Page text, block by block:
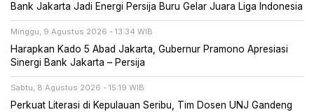
Bank Jakarta Jadi Energi Persija Buru Gelar Juara Liga Indonesia
Minggu, 9 Agustus 2026 - 13:34 WIB
Harapkan Kado 5 Abad Jakarta, Gubernur Pramono Apresiasi
Sinergi Bank Jakarta – Persija
Sabtu, 8 Agustus 2026 - 15:19 WIB
Perkuat Literasi di Kepulauan Seribu, Tim Dosen UNJ Gandeng